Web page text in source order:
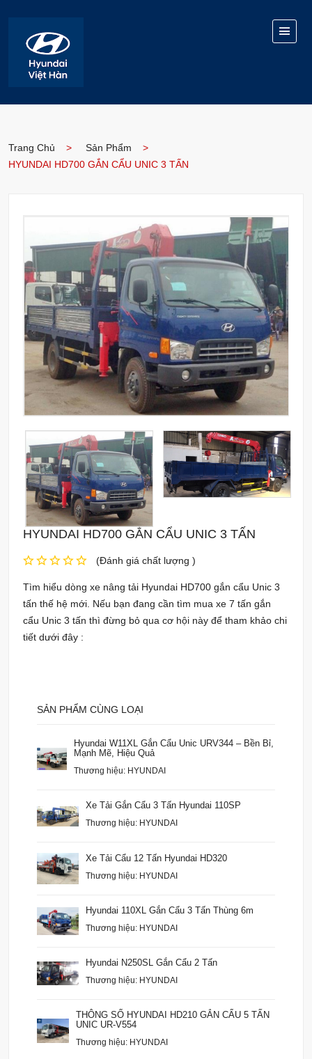
Trang Chủ
Sản Phẩm
HYUNDAI HD700 GẮN CẨU UNIC 3 TẤN
HYUNDAI HD700 GẮN CẨU UNIC 3 TẤN
(Đánh giá chất lượng )
Tìm hiểu dòng xe nâng tải Hyundai HD700 gắn cẩu Unic 3
tấn thế hệ mới. Nếu bạn đang cần tìm mua xe 7 tấn gắn
cẩu Unic 3 tấn thì đừng bỏ qua cơ hội này để tham khảo chi
tiết dưới đây :
SẢN PHẨM CÙNG LOẠI
Hyundai W11XL Gắn Cẩu Unic URV344 – Bền Bỉ,
Mạnh Mẽ, Hiệu Quả
Thương hiệu: HYUNDAI
Xe Tải Gắn Cẩu 3 Tấn Hyundai 110SP
Thương hiệu: HYUNDAI
Xe Tải Cẩu 12 Tấn Hyundai HD320
Thương hiệu: HYUNDAI
Hyundai 110XL Gắn Cẩu 3 Tấn Thùng 6m
Thương hiệu: HYUNDAI
Hyundai N250SL Gắn Cẩu 2 Tấn
Thương hiệu: HYUNDAI
THÔNG SỐ HYUNDAI HD210 GẮN CẨU 5 TẤN
UNIC UR-V554
Thương hiệu: HYUNDAI